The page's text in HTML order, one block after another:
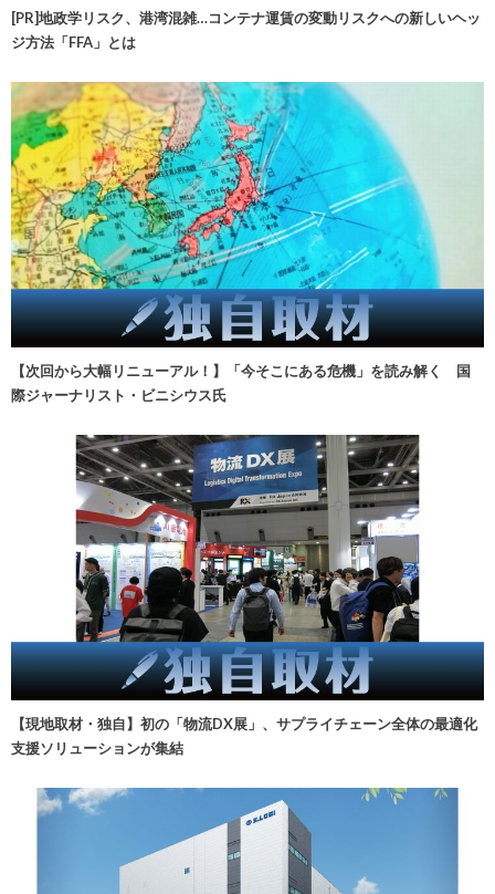
[PR]地政学リスク、港湾混雑…コンテナ運賃の変動リスクへの新しいヘッ
ジ方法「FFA」とは
【次回から大幅リニューアル！】「今そこにある危機」を読み解く 国
際ジャーナリスト・ビニシウス氏
【現地取材・独自】初の「物流DX展」、サプライチェーン全体の最適化
支援ソリューションが集結